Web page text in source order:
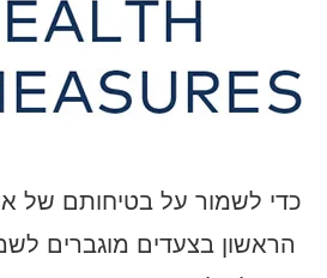
כדי לשמור על בטיחותם של
הראשון בצעדים מוגברים